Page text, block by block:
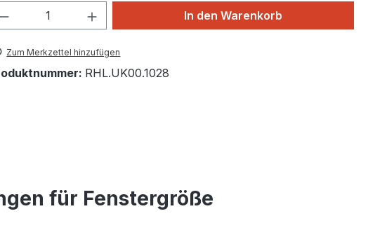
Anzahl: Gib den gewünschten Wert
In den Warenkorb
Zum Merkzettel hinzufügen
RHL.UK00.1028
für Fenstergröße